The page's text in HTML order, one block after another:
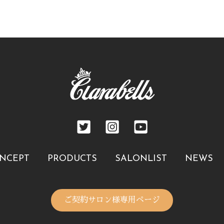
PRODUCTS SALONLIST NEWS
ご契約サロン様専用ページ